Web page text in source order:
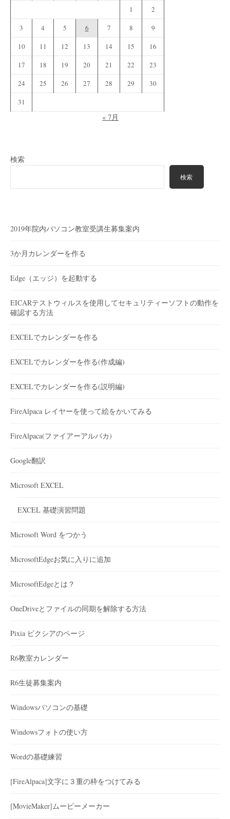
1
2
3
4 5 6 7 8
9
10
11 12 13 14 15
16
17
18 19 20 21 22
23
24
25 26 27 28 29
30
31
« 7月
検索
検索
2019年院内パソコン教室受講生募集案内
3か月カレンダーを作る
Edge（エッジ）を起動する
EICARテストウィルスを使用してセキュリティーソフトの動作を
確認する方法
EXCELでカレンダーを作る
EXCELでカレンダーを作る(作成編)
EXCELでカレンダーを作る(説明編)
FireAlpaca レイヤーを使って絵をかいてみる
FireAlpaca(ファイアーアルパカ)
Google翻訳
Microsoft EXCEL
EXCEL 基礎演習問題
Microsoft Word をつかう
MicrosoftEdgeお気に入りに追加
MicrosoftEdgeとは？
OneDriveとファイルの同期を解除する方法
Pixia ピクシアのページ
R6教室カレンダー
R6生徒募集案内
Windowsパソコンの基礎
Windowsフォトの使い方
Wordの基礎練習
[FireAlpaca]文字に３重の枠をつけてみる
[MovieMaker]ムービーメーカー